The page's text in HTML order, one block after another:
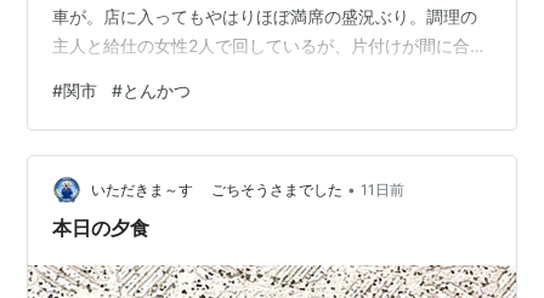
車が。店に入ってもやはりほぼ満席の盛況ぶり。調理の
主人と給仕の女性2人で回しているが、片付けが間に合っ
程なくして呼ばれ、真ん中の向かい合わせのカウンター
席へ。最初は「かつ丼」にしようとしていたが、他の客
に「丼は提供が遅くなる」旨伝えている声が聞こえてき
たので「とんかつ定食（自家製ソース）」をお願いし
た。 しばらくして「お待たせしましたー。」と「とんか
#関市 #とんかつ
いただきま～す ごちそうさまでした • 11日前
本日の夕食